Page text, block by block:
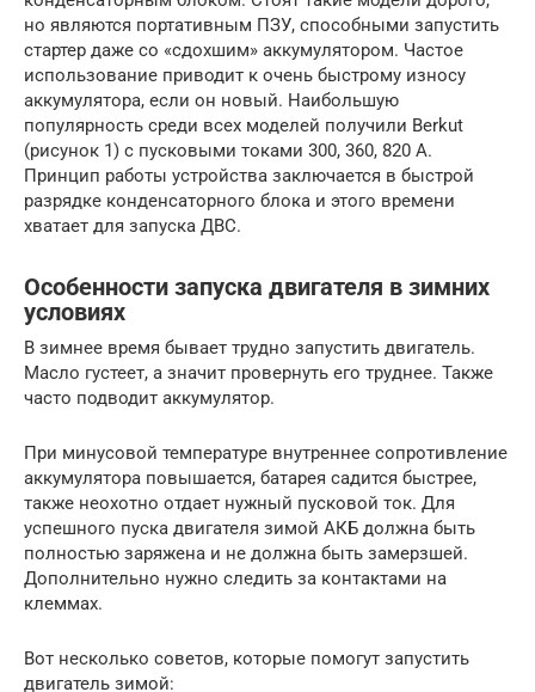
но являются портативным ПЗУ, способными запустить
стартер даже со «сдохшим» аккумулятором. Частое
использование приводит к очень быстрому износу
аккумулятора, если он новый. Наибольшую
популярность среди всех моделей получили Berkut
(рисунок 1) с пусковыми токами 300, 360, 820 А.
Принцип работы устройства заключается в быстрой
разрядке конденсаторного блока и этого времени
хватает для запуска ДВС.
Особенности запуска двигателя в зимних
условиях
В зимнее время бывает трудно запустить двигатель.
Масло густеет, а значит провернуть его труднее. Также
часто подводит аккумулятор.
При минусовой температуре внутреннее сопротивление
аккумулятора повышается, батарея садится быстрее,
также неохотно отдает нужный пусковой ток. Для
успешного пуска двигателя зимой АКБ должна быть
полностью заряжена и не должна быть замерзшей.
Дополнительно нужно следить за контактами на
клеммах.
Вот несколько советов, которые помогут запустить
двигатель зимой: